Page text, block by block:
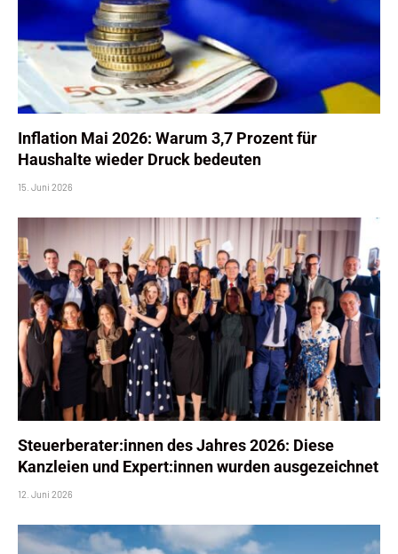
Inflation Mai 2026: Warum 3,7 Prozent für
Haushalte wieder Druck bedeuten
15. Juni 2026
Steuerberater:innen des Jahres 2026: Diese
Kanzleien und Expert:innen wurden ausgezeichnet
12. Juni 2026